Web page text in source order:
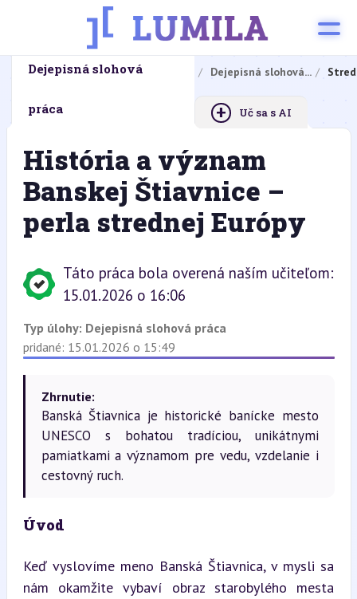
Domovská stránka Domáce úlohy Dejepisná slohová...
Dejepisná slohová
práca + Uč sa s AI
História a význam
Banskej Štiavnice –
perla strednej Európy
Táto práca bola overená naším učiteľom:
15.01.2026 o 16:06
Typ úlohy: Dejepisná slohová práca
pridané: 15.01.2026 o 15:49
Zhrnutie:
Banská Štiavnica je historické banícke mesto
UNESCO s bohatou tradíciou, unikátnymi
pamiatkami a významom pre vedu, vzdelanie i
cestovný ruch.
Úvod
Keď vyslovíme meno Banská Štiavnica, v mysli sa
nám okamžite vybaví obraz starobylého mesta